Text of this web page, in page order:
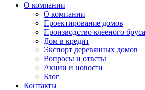
О компании
О компании
Проектирование домов
Производство клееного бруса
Дом в кредит
Экспорт деревянных домов
Вопросы и ответы
Акции и новости
Блог
Контакты